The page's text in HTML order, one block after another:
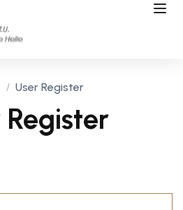
User Register
Register